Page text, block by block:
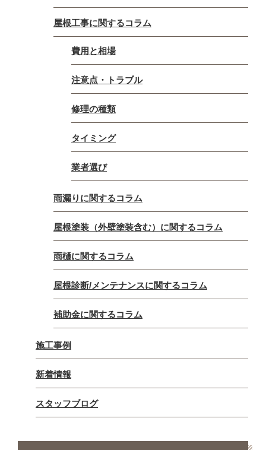
屋根工事に関するコラム
費用と相場
注意点・トラブル
修理の種類
タイミング
業者選び
雨漏りに関するコラム
屋根塗装（外壁塗装含む）に関するコラム
雨樋に関するコラム
屋根診断/メンテナンスに関するコラム
補助金に関するコラム
施工事例
新着情報
スタッフブログ